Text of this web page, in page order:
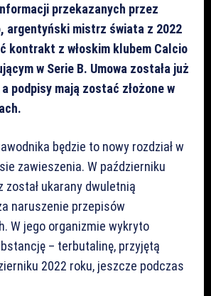
przekazanych przez
argentyński mistrz świata z 2022
kontrakt z włoskim klubem Calcio
w Serie B. Umowa została już
podpisy mają zostać złożone w
będzie to nowy rozdział w
zawieszenia. W październiku
został ukarany dwuletnią
naruszenie przepisów
W jego organizmie wykryto
– terbutalinę, przyjętą
2022 roku, jeszcze podczas